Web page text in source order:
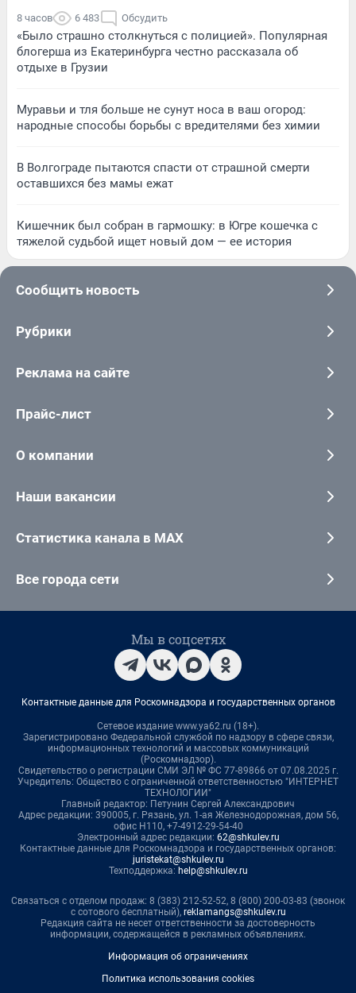
8 часов 6 483 Обсудить
«Было страшно столкнуться с полицией». Популярная
блогерша из Екатеринбурга честно рассказала об
отдыхе в Грузии
Муравьи и тля больше не сунут носа в ваш огород:
народные способы борьбы с вредителями без химии
В Волгограде пытаются спасти от страшной смерти
оставшихся без мамы ежат
Кишечник был собран в гармошку: в Югре кошечка с
тяжелой судьбой ищет новый дом — ее история
Сообщить новость
Рубрики
Реклама на сайте
Прайс-лист
О компании
Наши вакансии
Статистика канала в MAX
Все города сети
Мы в соцсетях
Контактные данные для Роскомнадзора и государственных органов
Сетевое издание www.ya62.ru (18+).
Зарегистрировано Федеральной службой по надзору в сфере связи,
информационных технологий и массовых коммуникаций
(Роскомнадзор).
Свидетельство о регистрации СМИ ЭЛ № ФС 77-89866 от 07.08.2025 г.
Учредитель: Общество с ограниченной ответственностью "ИНТЕРНЕТ
ТЕХНОЛОГИИ"
Главный редактор: Петунин Сергей Александрович
Адрес редакции: 390005, г. Рязань, ул. 1-ая Железнодорожная, дом 56,
офис Н110, +7-4912-29-54-40
Электронный адрес редакции: 62@shkulev.ru
Контактные данные для Роскомнадзора и государственных органов:
juristekat@shkulev.ru
Техподдержка: help@shkulev.ru
Связаться с отделом продаж: 8 (383) 212-52-52, 8 (800) 200-03-83 (звонок
с сотового бесплатный), reklamangs@shkulev.ru
Редакция сайта не несет ответственности за достоверность
информации, содержащейся в рекламных объявлениях.
Информация об ограничениях
Политика использования cookies